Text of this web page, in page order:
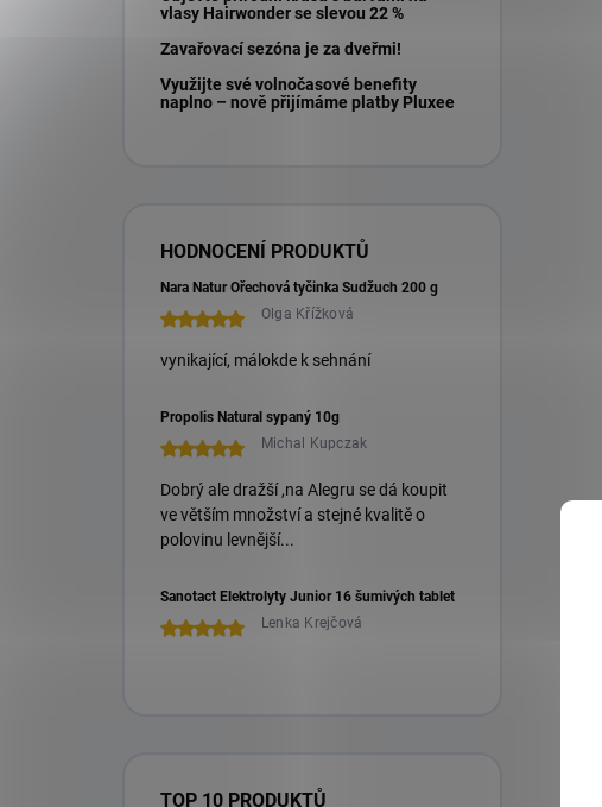
vlasy Hairwonder se slevou 22 %
Zavařovací sezóna je za dveřmi!
Využijte své volnočasové benefity
naplno – nově přijímáme platby Pluxee
HODNOCENÍ PRODUKTŮ
Nara Natur Ořechová tyčinka Sudžuch 200 g
Olga Křížková
vynikající, málokde k sehnání
Propolis Natural sypaný 10g
Michal Kupczak
Dobrý ale dražší ,na Alegru se dá koupit
ve větším množství a stejné kvalitě o
polovinu levnější...
Sanotact Elektrolyty Junior 16 šumivých tablet
Lenka Krejčová
TOP 10 PRODUKTŮ